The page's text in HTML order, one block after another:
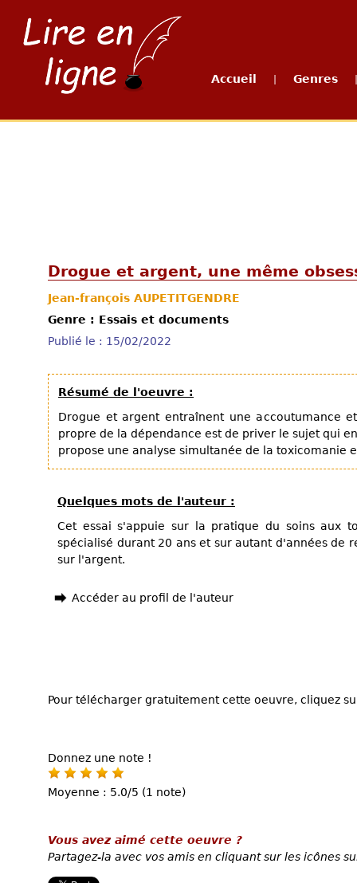
Accueil Genres
Drogue et argent, une même
Jean-françois AUPETITGENDRE
Genre : Essais et documents
Publié le : 15/02/2022
Résumé de l'oeuvre :
Drogue et argent entraînent une accoutumance
propre de la dépendance est de priver le sujet qui
propose une analyse simultanée de la toxicomanie
Quelques mots de l'auteur :
Cet essai s'appuie sur la pratique du soins aux
spécialisé durant 20 ans et sur autant d'années de
sur l'argent.
Accéder au profil de l'auteur
Pour télécharger gratuitement cette oeuvre, cliquez
Donnez une note !
Moyenne : 5.0/5 (1 note)
Vous avez aimé cette oeuvre ?
Partagez-la avec vos amis en cliquant sur les icônes